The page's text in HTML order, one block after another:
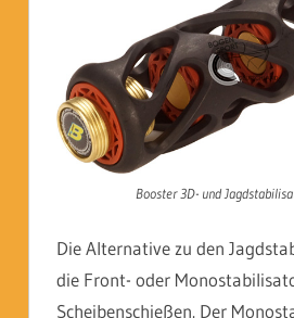
Booster 3D- und
Die Alternative zu den
die Front- oder
Scheibenschießen. Der